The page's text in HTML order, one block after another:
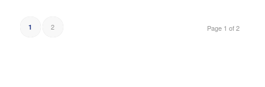
Page 1 of 2
1 2